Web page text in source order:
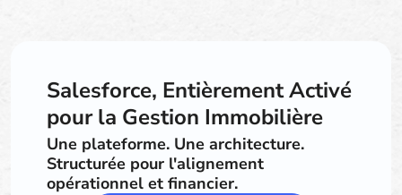
Salesforce, Entièrement Activé
pour la Gestion Immobilière
Une plateforme. Une architecture.
Structurée pour l'alignement
opérationnel et financier.